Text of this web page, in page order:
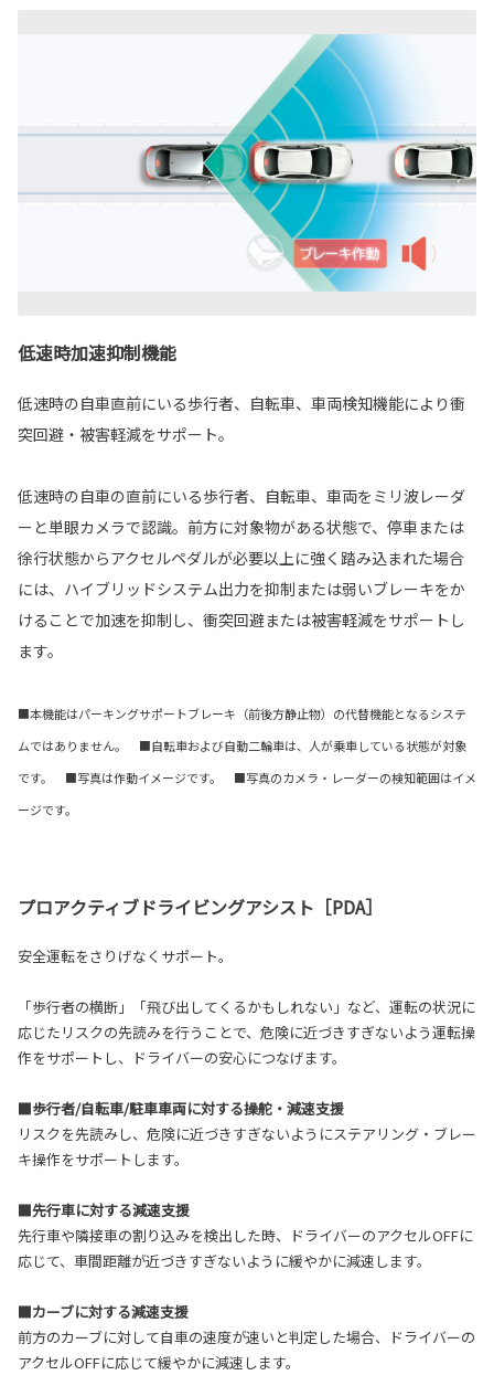
低速時加速抑制機能
低速時の自車直前にいる歩行者、自転車、車両検知機能により衝
突回避・被害軽減をサポート。
低速時の自車の直前にいる歩行者、自転車、車両をミリ波レーダ
ーと単眼カメラで認識。前方に対象物がある状態で、停車または
徐行状態からアクセルペダルが必要以上に強く踏み込まれた場合
には、ハイブリッドシステム出力を抑制または弱いブレーキをか
けることで加速を抑制し、衝突回避または被害軽減をサポートし
ます。
■本機能はパーキングサポートブレーキ（前後方静止物）の代替機能となるシステ
ムではありません。 ■自転車および自動二輪車は、人が乗車している状態が対象
です。 ■写真は作動イメージです。 ■写真のカメラ・レーダーの検知範囲はイメ
ージです。
プロアクティブドライビングアシスト［PDA］
安全運転をさりげなくサポート。
「歩行者の横断」「飛び出してくるかもしれない」など、運転の状況に
応じたリスクの先読みを行うことで、危険に近づきすぎないよう運転操
作をサポートし、ドライバーの安心につなげます。
■歩行者/自転車/駐車車両に対する操舵・減速支援
リスクを先読みし、危険に近づきすぎないようにステアリング・ブレー
キ操作をサポートします。
■先行車に対する減速支援
先行車や隣接車の割り込みを検出した時、ドライバーのアクセルOFFに
応じて、車間距離が近づきすぎないように緩やかに減速します。
■カーブに対する減速支援
前方のカーブに対して自車の速度が速いと判定した場合、ドライバーの
アクセルOFFに応じて緩やかに減速します。